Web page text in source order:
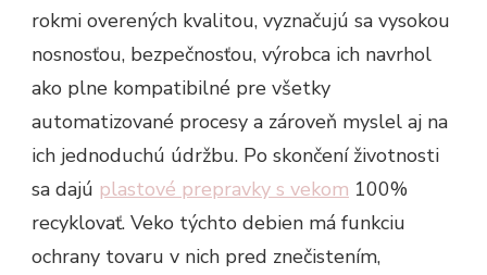
rokmi overených kvalitou, vyznačujú sa vysokou
nosnosťou, bezpečnosťou, výrobca ich navrhol
ako plne kompatibilné pre všetky
automatizované procesy a zároveň myslel aj na
ich jednoduchú údržbu. Po skončení životnosti
sa dajú plastové prepravky s vekom 100%
recyklovať. Veko týchto debien má funkciu
ochrany tovaru v nich pred znečistením,